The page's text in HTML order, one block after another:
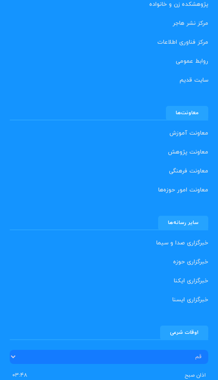
پژوهشکده زن و خانواده
مرکز نشر هاجر
مرکز فناوری اطلاعات
روابط عمومی
سایت قدیم
معاونت‌ها
معاونت آموزش
معاونت پژوهش
معاونت فرهنگی
معاونت امور حوزه‌ها
سایر رسانه‌ها
خبرگزاری صدا و سیما
خبرگزاری حوزه
خبرگزاری ایکنا
خبرگزاری ایسنا
اوقات شرعی
اذان صبح ۰۳:۴۸